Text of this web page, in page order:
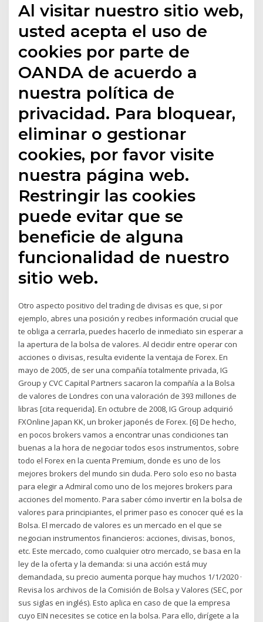
Al visitar nuestro sitio web,
usted acepta el uso de
cookies por parte de
OANDA de acuerdo a
nuestra política de
privacidad. Para bloquear,
eliminar o gestionar
cookies, por favor visite
nuestra página web.
Restringir las cookies
puede evitar que se
beneficie de alguna
funcionalidad de nuestro
sitio web.
Otro aspecto positivo del trading de divisas es que, si por
ejemplo, abres una posición y recibes información crucial que
te obliga a cerrarla, puedes hacerlo de inmediato sin esperar a
la apertura de la bolsa de valores. Al decidir entre operar con
acciones o divisas, resulta evidente la ventaja de Forex. En
mayo de 2005, de ser una compañía totalmente privada, IG
Group y CVC Capital Partners sacaron la compañía a la Bolsa
de valores de Londres con una valoración de 393 millones de
libras [cita requerida]. En octubre de 2008, IG Group adquirió
FXOnline Japan KK, un broker japonés de Forex. [6] De hecho,
en pocos brokers vamos a encontrar unas condiciones tan
buenas a la hora de negociar todos esos instrumentos, sobre
todo el Forex en la cuenta Premium, donde es uno de los
mejores brokers del mundo sin duda. Pero solo eso no basta
para elegir a Admiral como uno de los mejores brokers para
acciones del momento. Para saber cómo invertir en la bolsa de
valores para principiantes, el primer paso es conocer qué es la
Bolsa. El mercado de valores es un mercado en el que se
negocian instrumentos financieros: acciones, divisas, bonos,
etc. Este mercado, como cualquier otro mercado, se basa en la
ley de la oferta y la demanda: si una acción está muy
demandada, su precio aumenta porque hay muchos 1/1/2020 ·
Revisa los archivos de la Comisión de Bolsa y Valores (SEC, por
sus siglas en inglés). Esto aplica en caso de que la empresa
cuyo EIN necesites se cotice en la bolsa. Para ello, dirígete a la